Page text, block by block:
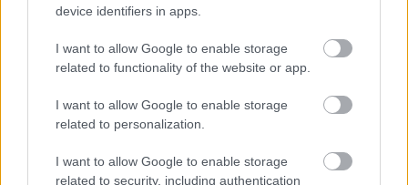
device identifiers in apps.
I want to allow Google to enable storage
related to functionality of the website or app.
I want to allow Google to enable storage
related to personalization.
I want to allow Google to enable storage
related to security, including authentication